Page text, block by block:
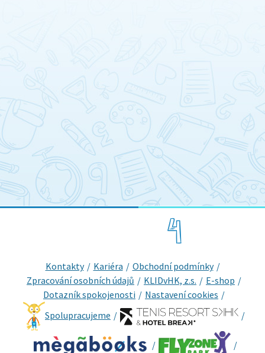
Kontakty Kariéra
Obchodní podmínky
Zpracování osobních údajů
KLIDvHK, z.s.
E-shop
Dotazník spokojenosti
Nastavení cookies
Spolupracujeme